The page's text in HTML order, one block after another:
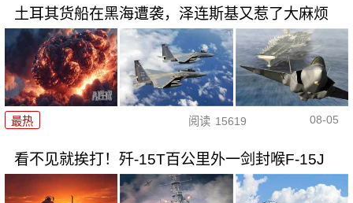
土耳其货船在黑海遭袭，泽连斯基又惹了大麻烦
最热 阅读 15619 08-05
看不见就挨打！歼-15T百公里外一剑封喉F-15J